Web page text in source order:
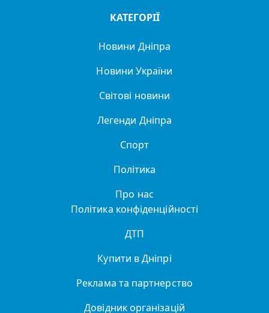
КАТЕГОРІЇ
Новини Дніпра
Новини України
Світові новини
Легенди Дніпра
Спорт
Політика
Про нас
Політика конфіденційності
ДТП
Купити в Дніпрі
Реклама та партнерство
Довідник організацій